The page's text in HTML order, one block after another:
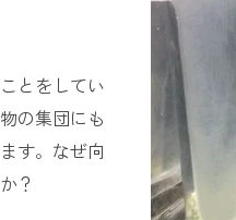
とをしてい
の集団にも
す。なぜ向
？